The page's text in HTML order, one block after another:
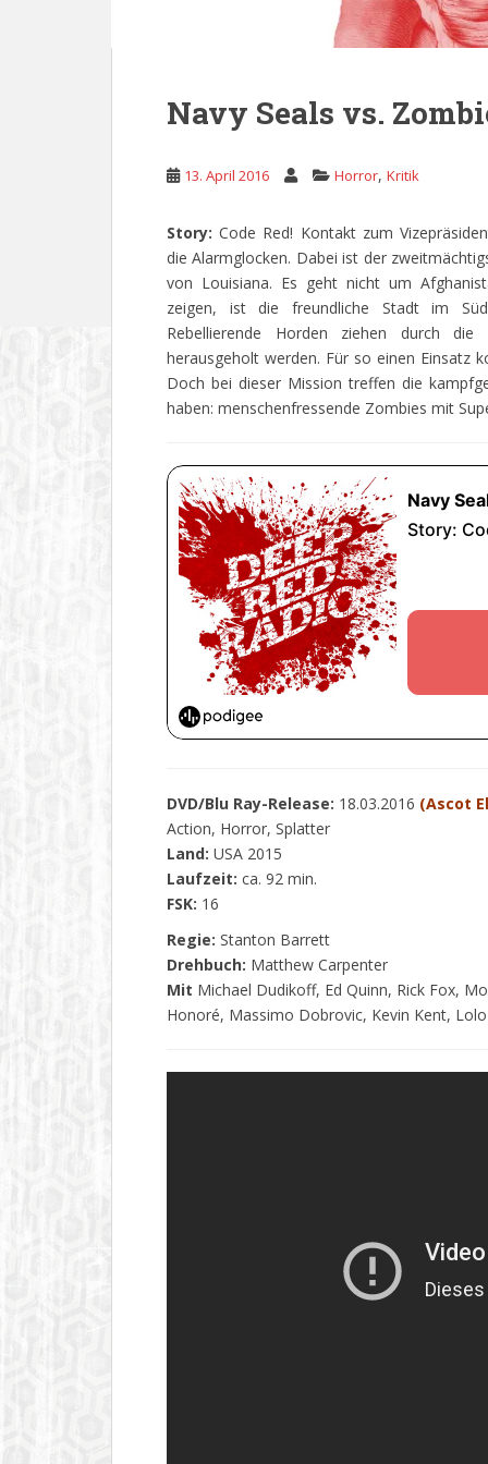
Navy Seals vs.
13. April 2016 Horror, Kritik
Story:Code Red! Kontakt zum
die Alarmglocken. Dabei ist der
von Louisiana. Es geht nicht um
zeigen, ist die freundliche Stadt im
Rebellierende Horden ziehen durch
herausgeholt werden. Für so einen Einsatz
Doch bei dieser Mission treffen die
haben: menschenfressende Zombies mit
DVD/Blu Ray-Release: 18.03.2016 (Ascot
Action, Horror, Splatter
Land: USA 2015
Laufzeit: ca. 92 min.
FSK: 16
Regie: Stanton Barrett
Drehbuch: Matthew Carpenter
Mit Michael Dudikoff, Ed Quinn, Rick Fox,
Honoré, Massimo Dobrovic, Kevin Kent,